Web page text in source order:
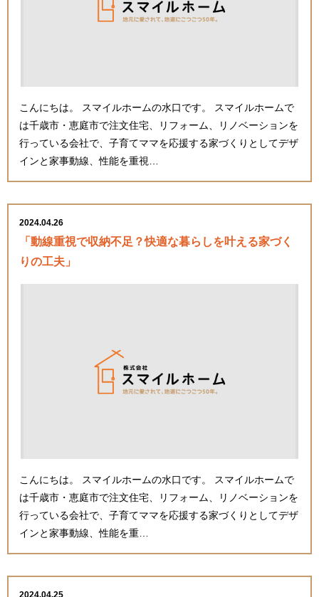
こんにちは。 スマイルホームの水口です。 スマイルホームで
は千歳市・恵庭市で注文住宅、リフォーム、リノベーションを
行っている会社で、子育てママを応援する家づくりとしてデザ
インと家事動線、性能を重視…
2024.04.26
「動線重視で収納不足？快適な暮らしを叶える家づく
りの工夫」
こんにちは。 スマイルホームの水口です。 スマイルホームで
は千歳市・恵庭市で注文住宅、リフォーム、リノベーションを
行っている会社で、子育てママを応援する家づくりとしてデザ
インと家事動線、性能を重…
2024.04.25